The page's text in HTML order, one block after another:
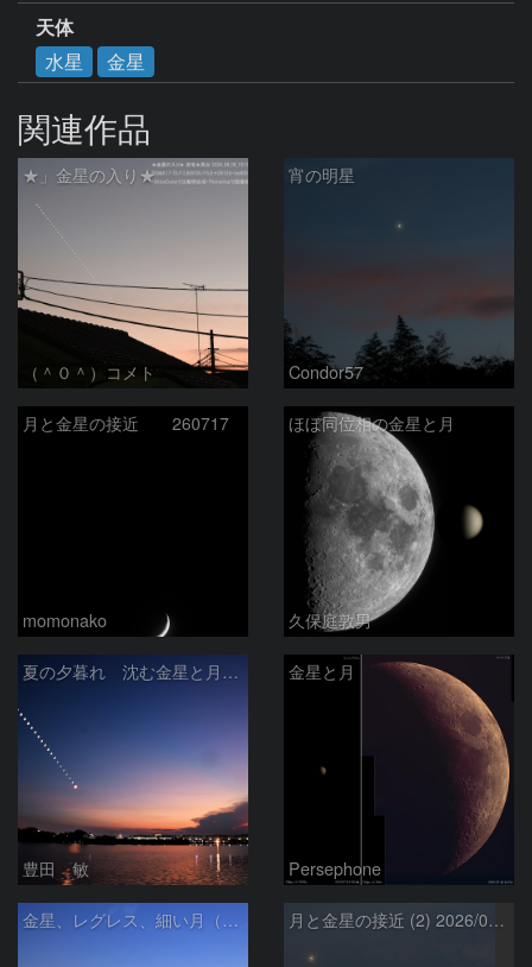
天体
水星
金星
関連作品
★」金星の入り★
（＾０＾）コメト
宵の明星
Condor57
月と金星の接近 260717
momonako
ほぼ同位相の金星と月
久保庭敦男
夏の夕暮れ 沈む金星と月 2026/7/20
豊田 敏
金星と月
Persephone
金星、レグレス、細い月（７月１６日） 月と金星の接近 (2) 2026/07/17